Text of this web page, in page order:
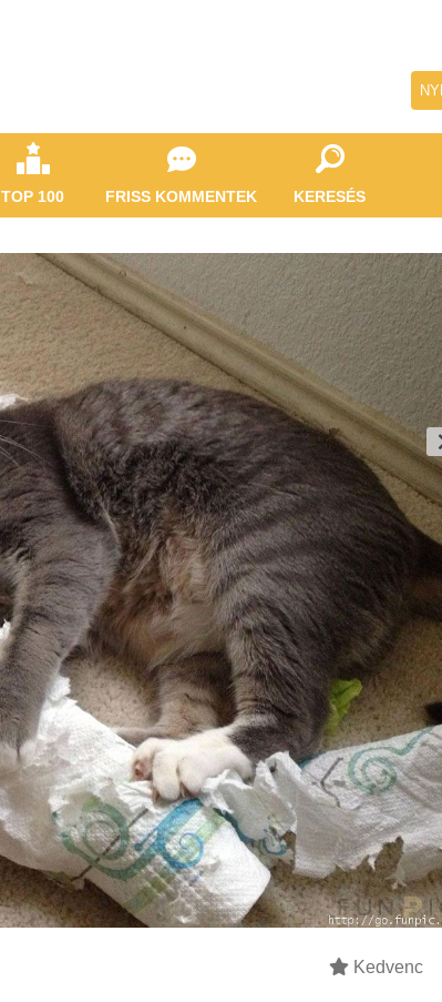
TOP 100 FRISS KOMMENTEK KERESÉS
Kedvenc